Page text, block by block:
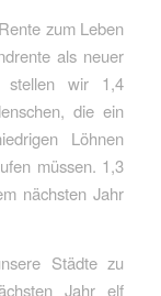
zum Leben
als neuer
stellen wir 1,4
die ein
Löhnen
müssen. 1,3
nächsten Jahr
Städte zu
Jahr elf